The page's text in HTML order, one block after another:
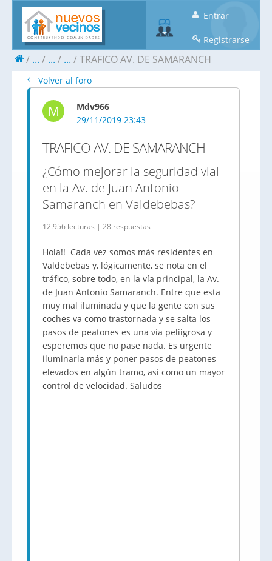
Entrar
Registrarse
... ... ... TRAFICO AV. DE SAMARANCH
Volver al foro
M
Mdv966
29/11/2019 23:43
TRAFICO AV. DE SAMARANCH
¿Cómo mejorar la seguridad vial
en la Av. de Juan Antonio
Samaranch en Valdebebas?
12.956 lecturas | 28 respuestas
Hola!! Cada vez somos más residentes en
Valdebebas y, lógicamente, se nota en el
tráfico, sobre todo, en la vía principal, la Av.
de Juan Antonio Samaranch. Entre que esta
muy mal iluminada y que la gente con sus
coches va como trastornada y se salta los
pasos de peatones es una vía peliigrosa y
esperemos que no pase nada. Es urgente
iluminarla más y poner pasos de peatones
elevados en algún tramo, así como un mayor
control de velocidad. Saludos